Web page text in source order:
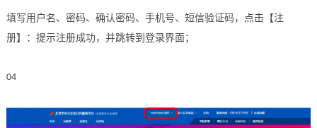
填写用户名、密码、确认密码、手机号、短信验证码，点击【注
册】：提示注册成功，并跳转到登录界面；
04